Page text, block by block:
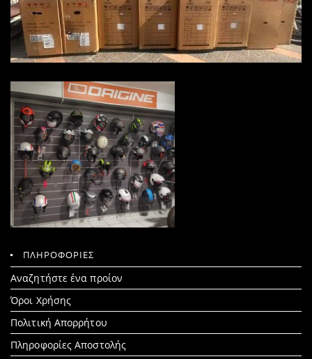
ΠΛΗΡΟΦΟΡΙΕΣ
Αναζητήστε ένα προίον
Search
for:
Όροι Χρήσης
Πολιτική Απορρήτου
Πληροφορίες Αποστολής